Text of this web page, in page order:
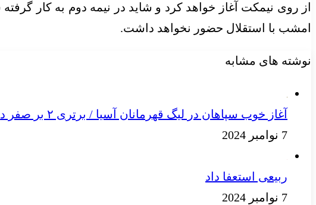
از روی نیمکت آغاز خواهد کرد و شاید در نیمه دوم به کار
امشب با استقلال حضور نخواهد داشت.
نوشته های مشابه
آغاز خوب سپاهان در لیگ قهرمانان آسیا / برتری ۲ بر صفر در نیمه نخست
7 نوامبر 2024
ربیعی استعفا داد
7 نوامبر 2024